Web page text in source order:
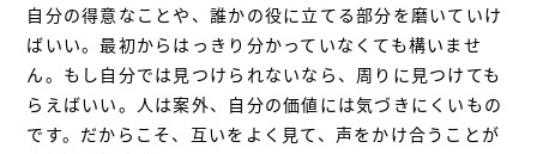
自分の得意なことや、誰かの役に立てる部分を磨いていけ
ばいい。最初からはっきり分かっていなくても構いませ
ん。もし自分では見つけられないなら、周りに見つけても
らえばいい。人は案外、自分の価値には気づきにくいもの
です。だからこそ、互いをよく見て、声をかけ合うことが